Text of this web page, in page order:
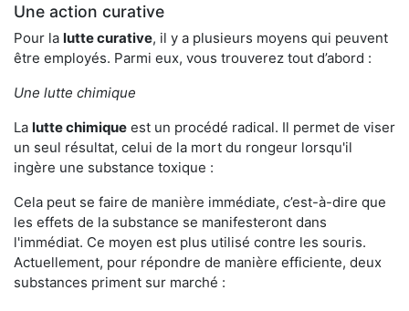
Une action curative
Pour la lutte curative, il y a plusieurs moyens qui peuvent
être employés. Parmi eux, vous trouverez tout d’abord :
Une lutte chimique
La lutte chimique est un procédé radical. Il permet de viser
un seul résultat, celui de la mort du rongeur lorsqu'il
ingère une substance toxique :
Cela peut se faire de manière immédiate, c’est-à-dire que
les effets de la substance se manifesteront dans
l'immédiat. Ce moyen est plus utilisé contre les souris.
Actuellement, pour répondre de manière efficiente, deux
substances priment sur marché :